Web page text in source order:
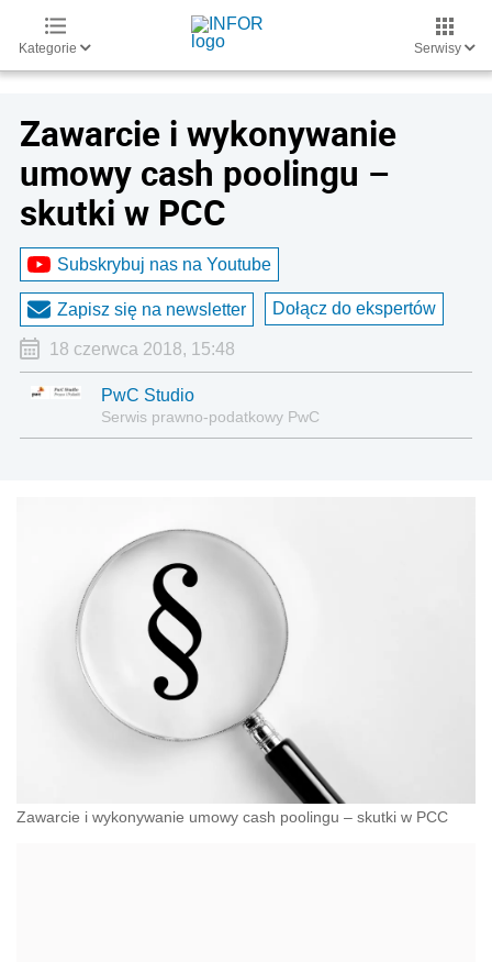
Kategorie Serwisy
Zawarcie i wykonywanie
umowy cash poolingu –
skutki w PCC
Subskrybuj nas na Youtube
Zapisz się na newsletter Dołącz do ekspertów
18 czerwca 2018, 15:48
PwC Studio
Serwis prawno-podatkowy PwC
Zawarcie i wykonywanie umowy cash poolingu – skutki w PCC